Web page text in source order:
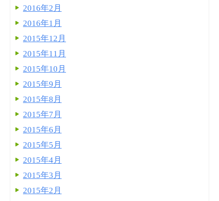
2016年2月
2016年1月
2015年12月
2015年11月
2015年10月
2015年9月
2015年8月
2015年7月
2015年6月
2015年5月
2015年4月
2015年3月
2015年2月